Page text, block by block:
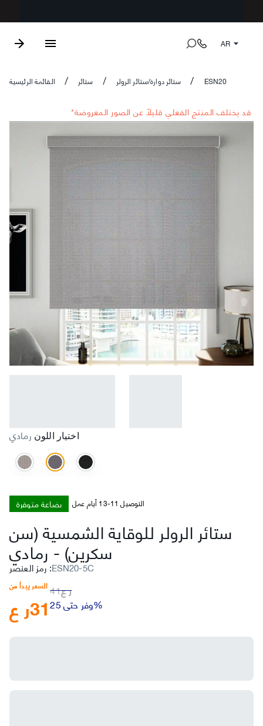
AR
القائمة الرئيسية / ستائر / ستائر دوارة/ستائر الرولر / ESN20
*قد يختلف المنتج الفعلي قليلاً عن الصور المعروضة
اختيار اللون رمادي
بضاعة متوفرة التوصيل 11-13 أيام عمل
ستائر الرولر للوقاية الشمسية (سن
سكرين)-رمادي
:ESN20-5C
السعر يبدأ من
ر ع31
ر ع41
وفر حتى 25%